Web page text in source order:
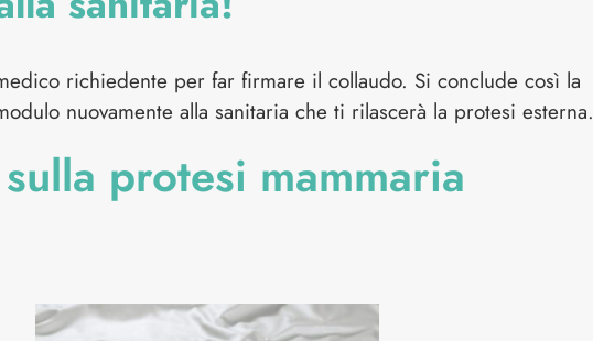
richiedente per far firmare il collaudo. Si conclude così la
nuovamente alla sanitaria che ti rilascerà la protesi esterna.
protesi mammaria